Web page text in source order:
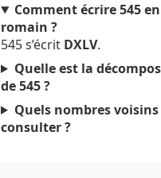
Comment écrire 545
romain ?
545 s’écrit DXLV.
Quelle est la
de 545 ?
Quels nombres voisins
consulter ?